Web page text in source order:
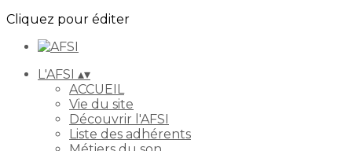
Cliquez pour éditer
L'AFSI ▴▾
ACCUEIL
Vie du site
Découvrir l'AFSI
Liste des adhérents